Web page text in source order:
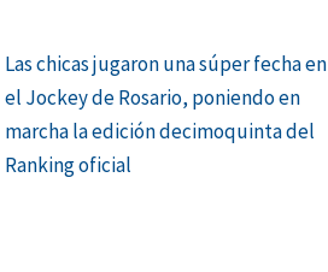
Las chicas jugaron una súper fecha en
el Jockey de Rosario, poniendo en
marcha la edición decimoquinta del
Ranking oficial